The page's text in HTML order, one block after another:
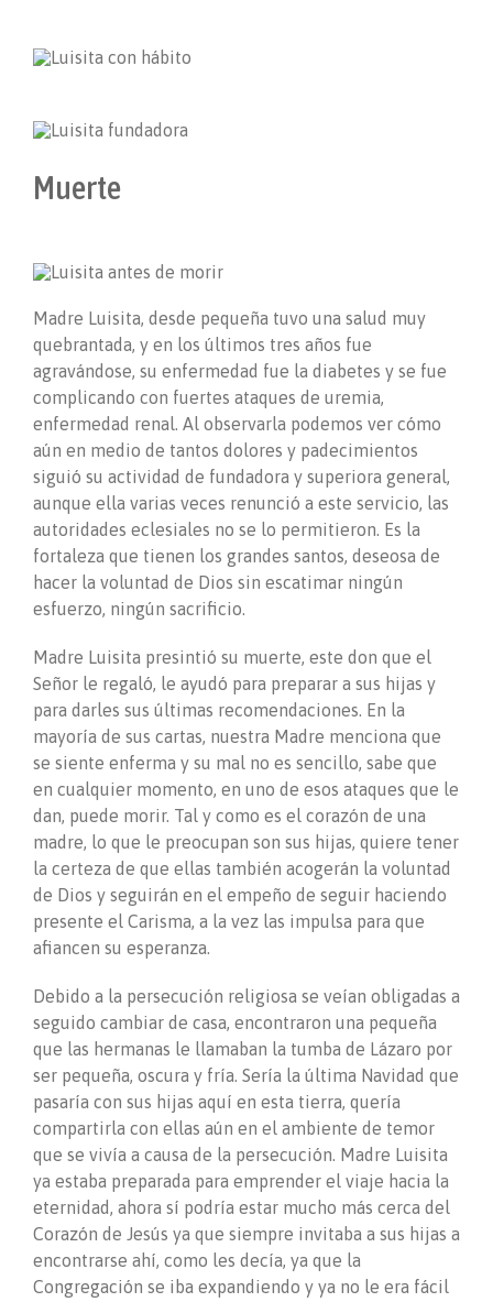
Muerte
Madre Luisita, desde pequeña tuvo una salud muy
quebrantada, y en los últimos tres años fue
agravándose, su enfermedad fue la diabetes y se fue
complicando con fuertes ataques de uremia,
enfermedad renal. Al observarla podemos ver cómo
aún en medio de tantos dolores y padecimientos
siguió su actividad de fundadora y superiora general,
aunque ella varias veces renunció a este servicio, las
autoridades eclesiales no se lo permitieron. Es la
fortaleza que tienen los grandes santos, deseosa de
hacer la voluntad de Dios sin escatimar ningún
esfuerzo, ningún sacrificio.
Madre Luisita presintió su muerte, este don que el
Señor le regaló, le ayudó para preparar a sus hijas y
para darles sus últimas recomendaciones. En la
mayoría de sus cartas, nuestra Madre menciona que
se siente enferma y su mal no es sencillo, sabe que
en cualquier momento, en uno de esos ataques que le
dan, puede morir. Tal y como es el corazón de una
madre, lo que le preocupan son sus hijas, quiere tener
la certeza de que ellas también acogerán la voluntad
de Dios y seguirán en el empeño de seguir haciendo
presente el Carisma, a la vez las impulsa para que
afiancen su esperanza.
Debido a la persecución religiosa se veían obligadas a
seguido cambiar de casa, encontraron una pequeña
que las hermanas le llamaban la tumba de Lázaro por
ser pequeña, oscura y fría. Sería la última Navidad que
pasaría con sus hijas aquí en esta tierra, quería
compartirla con ellas aún en el ambiente de temor
que se vivía a causa de la persecución. Madre Luisita
ya estaba preparada para emprender el viaje hacia la
eternidad, ahora sí podría estar mucho más cerca del
Corazón de Jesús ya que siempre invitaba a sus hijas a
encontrarse ahí, como les decía, ya que la
Congregación se iba expandiendo y ya no le era fácil